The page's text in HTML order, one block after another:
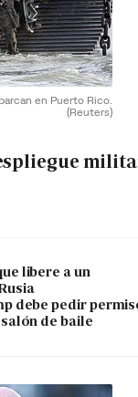
en Puerto Rico.
(Reuters)
libere a un
debe pedir
de baile